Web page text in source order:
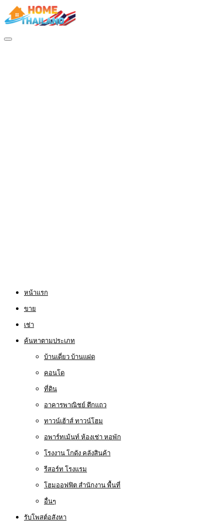
หน้าแรก
ขาย
เช่า
ค้นหาตามประเภท
บ้านเดี่ยว บ้านแฝด
คอนโด
ที่ดิน
อาคารพาณิชย์ ตึกแถว
ทาวน์เฮ้าส์ ทาวน์โฮม
อพาร์ทเม้นท์ ห้องเช่า หอพัก
โรงงาน โกดัง คลังสินค้า
รีสอร์ท โรงแรม
โฮมออฟฟิต สำนักงาน พื้นที่
อื่นๆ
รับโพสต์อสังหา